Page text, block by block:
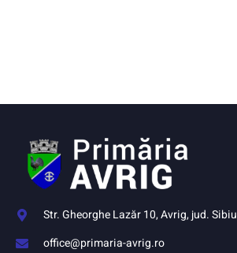
Str. Gheorghe Lazăr 10, Avrig, jud. Sibiu
office@primaria-avrig.ro